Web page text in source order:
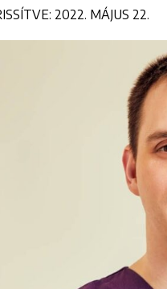
2022. MÁJUS 22.